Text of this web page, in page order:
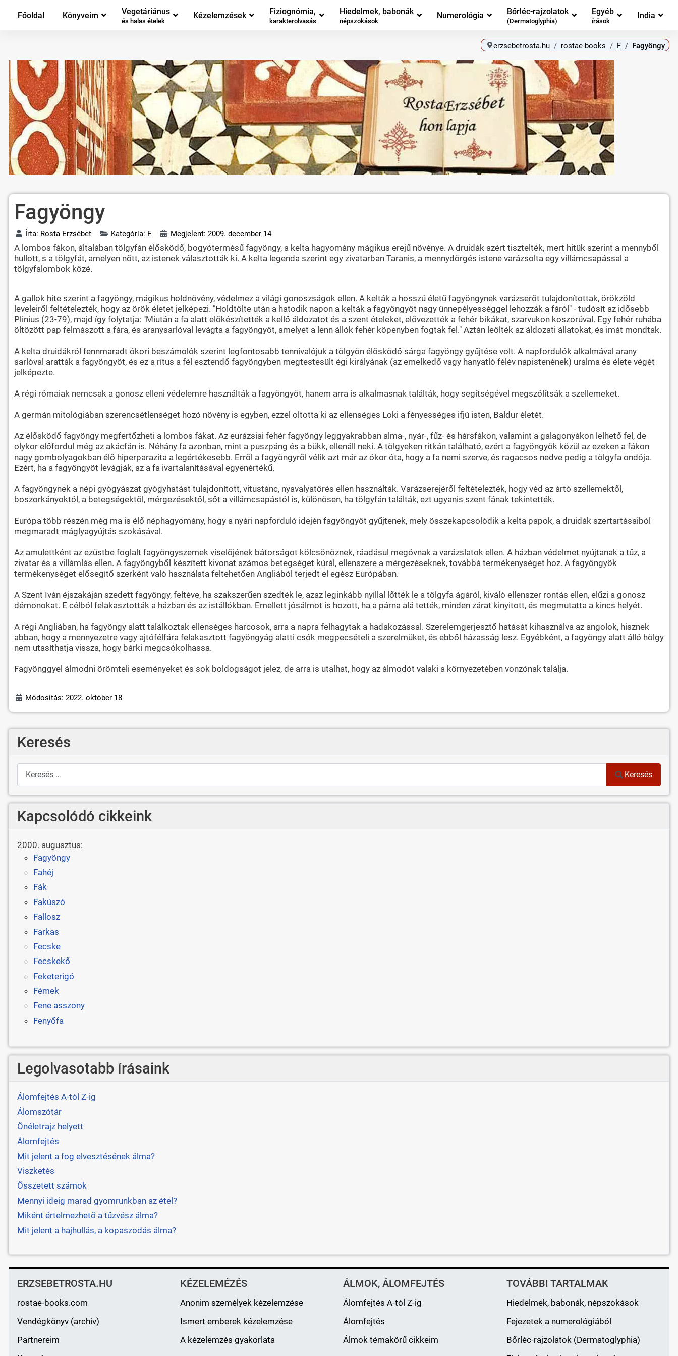
Főoldal Könyveim Vegetáriánus
és halas ételek
Kézelemzések Fiziognómia,
karakterolvasás
Hiedelmek, babonák
népszokások
Numerológia Bőrléc-rajzolatok
(Dermatoglyphia)
Egyéb
írások
India
erzsebetrosta.hu rostae-books F Fagyöngy
Fagyöngy
Írta: Rosta Erzsébet Kategória: F Megjelent: 2009. december 14
A lombos fákon, általában tölgyfán élősködő, bogyótermésű fagyöngy, a kelta hagyomány mágikus erejű növénye. A druidák azért tisztelték, mert hitük szerint a mennyből
hullott, s a tölgyfát, amelyen nőtt, az istenek választották ki. A kelta legenda szerint egy zivatarban Taranis, a mennydörgés istene varázsolta egy villámcsapással a
tölgyfalombok közé.
A gallok hite szerint a fagyöngy, mágikus holdnövény, védelmez a világi gonoszságok ellen. A kelták a hosszú életű fagyöngynek varázserőt tulajdonítottak, örökzöld
leveleiről feltételezték, hogy az örök életet jelképezi. "Holdtölte után a hatodik napon a kelták a fagyöngyöt nagy ünnepélyességgel lehozzák a fáról" - tudósít az idősebb
Plinius (23-79), majd így folytatja: "Miután a fa alatt előkészítették a kellő áldozatot és a szent ételeket, elővezették a fehér bikákat, szarvukon koszorúval. Egy fehér ruhába
öltözött pap felmászott a fára, és aranysarlóval levágta a fagyöngyöt, amelyet a lenn állók fehér köpenyben fogtak fel." Aztán leölték az áldozati állatokat, és imát mondtak.
A kelta druidákról fennmaradt ókori beszámolók szerint legfontosabb tennivalójuk a tölgyön élősködő sárga fagyöngy gyűjtése volt. A napfordulók alkalmával arany
sarlóval aratták a fagyöngyöt, és ez a rítus a fél esztendő fagyöngyben megtestesült égi királyának (az emelkedő vagy hanyatló félév napistenének) uralma és élete végét
jelképezte.
A régi rómaiak nemcsak a gonosz elleni védelemre használták a fagyöngyöt, hanem arra is alkalmasnak találták, hogy segítségével megszólítsák a szellemeket.
A germán mitológiában szerencsétlenséget hozó növény is egyben, ezzel oltotta ki az ellenséges Loki a fényességes ifjú isten, Baldur életét.
Az élősködő fagyöngy megfertőzheti a lombos fákat. Az eurázsiai fehér fagyöngy leggyakrabban alma-, nyár-, fűz- és hársfákon, valamint a galagonyákon lelhető fel, de
olykor előfordul még az akácfán is. Néhány fa azonban, mint a puszpáng és a bükk, ellenáll neki. A tölgyeken ritkán található, ezért a fagyöngyök közül az ezeken a fákon
nagy gombolyagokban élő hiperparazita a legértékesebb. Erről a fagyöngyről vélik azt már az ókor óta, hogy a fa nemi szerve, és ragacsos nedve pedig a tölgyfa ondója.
Ezért, ha a fagyöngyöt levágják, az a fa ivartalanításával egyenértékű.
A fagyöngynek a népi gyógyászat gyógyhatást tulajdonított, vitustánc, nyavalyatörés ellen használták. Varázserejéről feltételezték, hogy véd az ártó szellemektől,
boszorkányoktól, a betegségektől, mérgezésektől, sőt a villámcsapástól is, különösen, ha tölgyfán találták, ezt ugyanis szent fának tekintették.
Európa több részén még ma is élő néphagyomány, hogy a nyári napforduló idején fagyöngyöt gyűjtenek, mely összekapcsolódik a kelta papok, a druidák szertartásaiból
megmaradt máglyagyújtás szokásával.
Az amulettként az ezüstbe foglalt fagyöngyszemek viselőjének bátorságot kölcsönöznek, ráadásul megóvnak a varázslatok ellen. A házban védelmet nyújtanak a tűz, a
zivatar és a villámlás ellen. A fagyöngyből készített kivonat számos betegséget kúrál, ellenszere a mérgezéseknek, továbbá termékenységet hoz. A fagyöngyök
termékenységet elősegítő szerként való használata feltehetően Angliából terjedt el egész Európában.
A Szent Iván éjszakáján szedett fagyöngy, feltéve, ha szakszerűen szedték le, azaz leginkább nyíllal lőtték le a tölgyfa ágáról, kiváló ellenszer rontás ellen, elűzi a gonosz
démonokat. E célból felakasztották a házban és az istállókban. Emellett jósálmot is hozott, ha a párna alá tették, minden zárat kinyitott, és megmutatta a kincs helyét.
A régi Angliában, ha fagyöngy alatt találkoztak ellenséges harcosok, arra a napra felhagytak a hadakozással. Szerelemgerjesztő hatását kihasználva az angolok, hisznek
abban, hogy a mennyezetre vagy ajtófélfára felakasztott fagyöngyág alatti csók megpecsételi a szerelmüket, és ebből házasság lesz. Egyébként, a fagyöngy alatt álló hölgy
nem utasíthatja vissza, hogy bárki megcsókolhassa.
Fagyönggyel álmodni örömteli eseményeket és sok boldogságot jelez, de arra is utalhat, hogy az álmodót valaki a környezetében vonzónak találja.
Módosítás: 2022. október 18
Keresés
Keresés
Keresés
Kapcsolódó cikkeink
2000. augusztus:
Fagyöngy
Fahéj
Fák
Fakúszó
Fallosz
Farkas
Fecske
Fecskekő
Feketerigó
Fémek
Fene asszony
Fenyőfa
Legolvasotabb írásaink
Álomfejtés A-tól Z-ig
Álomszótár
Önéletrajz helyett
Álomfejtés
Mit jelent a fog elvesztésének álma?
Viszketés
Összetett számok
Mennyi ideig marad gyomrunkban az étel?
Miként értelmezhető a tűzvész álma?
Mit jelent a hajhullás, a kopaszodás álma?
ERZSEBETROSTA.HU
rostae-books.com
Vendégkönyv (archiv)
Partnereim
KÉZELEMÉZÉS
Anonim személyek kézelemzése
Ismert emberek kézelemzése
A kézelemzés gyakorlata
ÁLMOK, ÁLOMFEJTÉS
Álomfejtés A-tól Z-ig
Álomfejtés
Álmok témakörű cikkeim
TOVÁBBI TARTALMAK
Hiedelmek, babonák, népszokások
Fejezetek a numerológiából
Bőrléc-rajzolatok (Dermatoglyphia)